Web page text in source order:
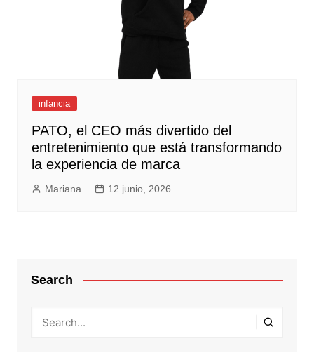
infancia
PATO, el CEO más divertido del
entretenimiento que está transformando
la experiencia de marca
Mariana 12 junio, 2026
Search